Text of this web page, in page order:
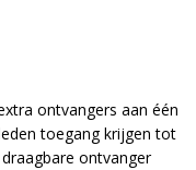
ontvangers aan één
toegang krijgen tot
ontvanger